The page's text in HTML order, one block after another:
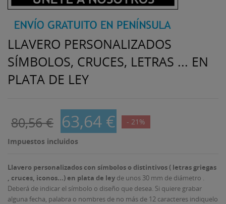
LLAVERO PERSONALIZADOS
SÍMBOLOS, CRUCES, LETRAS ... EN
PLATA DE LEY
80,56 € 63,64 € - 21%
Impuestos incluidos
Llavero personalizados con símbolos o distintivos ( letras griegas
, cruces, iconos...) en plata de ley de unos 30 mm de diámetro .
Deberá de indicar el símbolo o diseño que desea. Si quiere grabar
alguna fecha, palabra o nombres de no más de 12 caracteres indiquelo